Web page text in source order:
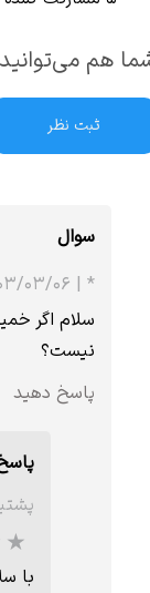
هم
ثبت نظر
سوال
*
| ۰۳/۰۳/
سلام اگر
نیست؟
پاسخ دهید
با